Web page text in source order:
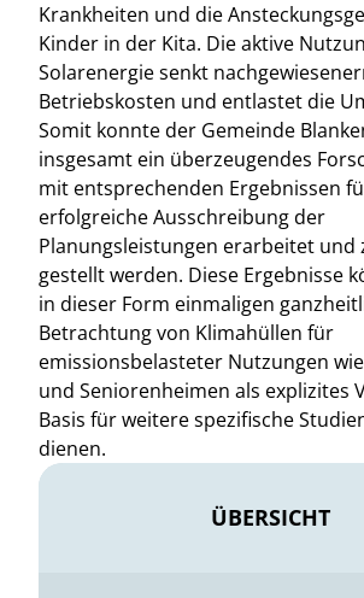
Krankheiten und die
Kinder in der Kita. Die aktive
Solarenergie senkt
Betriebskosten und entlastet die
Somit konnte der Gemeinde
insgesamt ein überzeugendes
mit entsprechenden Ergebnissen
erfolgreiche Ausschreibung der
Planungsleistungen erarbeitet und
gestellt werden. Diese Ergebnisse
in dieser Form einmaligen
Betrachtung von Klimahüllen für
emissionsbelasteter Nutzungen
und Seniorenheimen als explizites
Basis für weitere spezifische
dienen.
ÜBERSICHT